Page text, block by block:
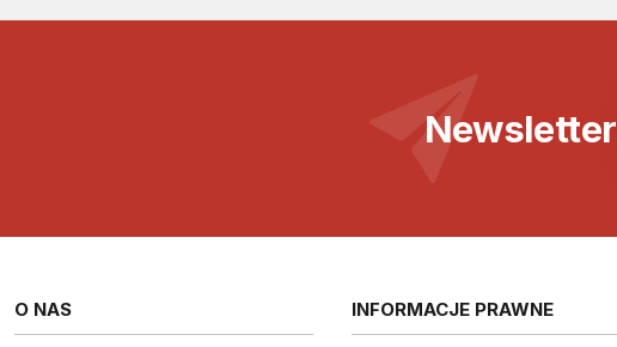
Newsletter
O NAS INFORMACJE PRAWNE